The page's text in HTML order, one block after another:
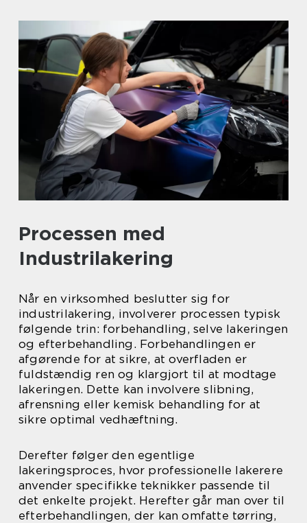
Processen med
Industrilakering
Når en virksomhed beslutter sig for
industrilakering, involverer processen typisk
følgende trin: forbehandling, selve lakeringen
og efterbehandling. Forbehandlingen er
afgørende for at sikre, at overfladen er
fuldstændig ren og klargjort til at modtage
lakeringen. Dette kan involvere slibning,
afrensning eller kemisk behandling for at
sikre optimal vedhæftning.
Derefter følger den egentlige
lakeringsproces, hvor professionelle lakerere
anvender specifikke teknikker passende til
det enkelte projekt. Herefter går man over til
efterbehandlingen, der kan omfatte tørring,